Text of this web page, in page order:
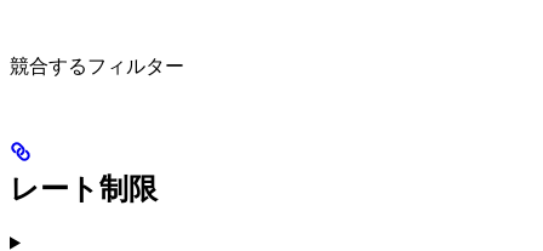
競合するフィルター
レート制限